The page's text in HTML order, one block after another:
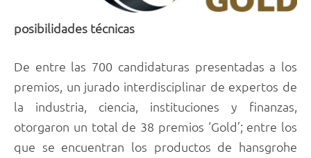
posibilidades técnicas
De entre las 700 candidaturas presentadas a los
premios, un jurado interdisciplinar de expertos de
la industria, ciencia, instituciones y finanzas,
otorgaron un total de 38 premios ‘Gold’; entre los
que se encuentran los productos de hansgrohe